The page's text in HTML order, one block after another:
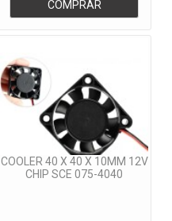
COMPRAR
COOLER 40 X 40 X 10MM 12V
CHIP SCE 075-4040